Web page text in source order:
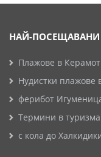
НАЙ-
Плажове в
Нудистки плажове
ферибот
Термини в туризма
с кола до